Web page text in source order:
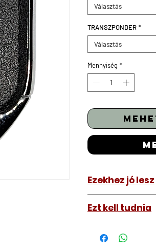
Választás
TRANSZPONDER *
Választás
Mennyiség *
Ezekhez jó lesz
KIA XCeed
Ezt kell tudnia
távirányítós